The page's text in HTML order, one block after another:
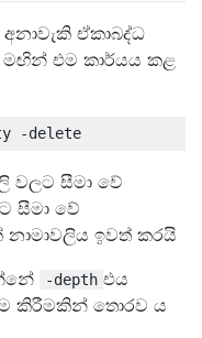
ඒකාබද්ධ
එම කාර්යය කළ
වලට සීමා වේ
සීමා වේ
ඉවත් කරයි
-depth එය
කිරීමකින් තොරව ය